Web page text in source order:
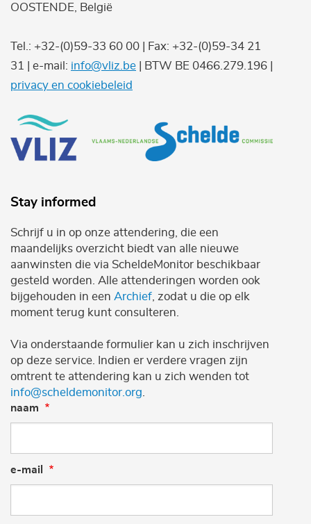
OOSTENDE, België
Tel.: +32-(0)59-33 60 00 | Fax: +32-(0)59-34 21
31 | e-mail: info@vliz.be | BTW BE 0466.279.196 |
privacy en cookiebeleid
Stay informed
Schrijf u in op onze attendering, die een
maandelijks overzicht biedt van alle nieuwe
aanwinsten die via ScheldeMonitor beschikbaar
gesteld worden. Alle attenderingen worden ook
bijgehouden in een Archief , zodat u die op elk
moment terug kunt consulteren.
Via onderstaande formulier kan u zich inschrijven
op deze service. Indien er verdere vragen zijn
omtrent te attendering kan u zich wenden tot
info@scheldemonitor.org
naam
e-mail